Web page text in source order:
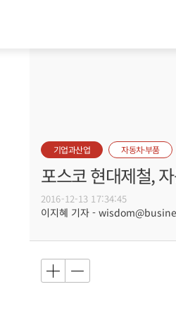
기업과산업 자동차·부품
포스코 현대제철,
2016-12-13 17:34:45
이지혜 기자 -